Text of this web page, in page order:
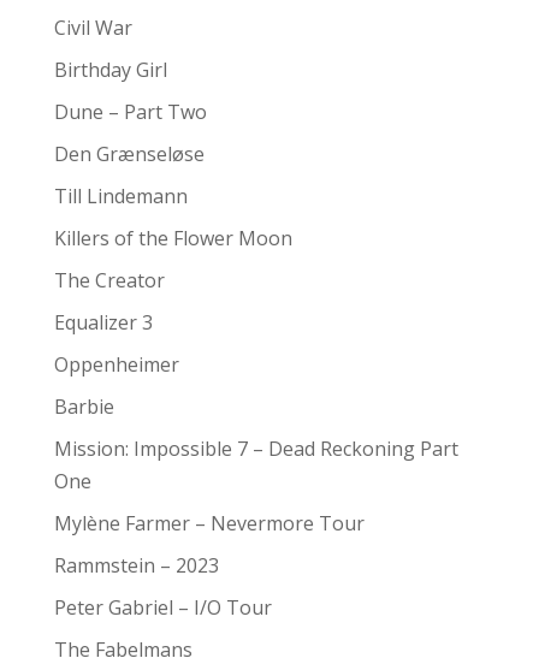
Civil War
Birthday Girl
Dune – Part Two
Den Grænseløse
Till Lindemann
Killers of the Flower Moon
The Creator
Equalizer 3
Oppenheimer
Barbie
Mission: Impossible 7 – Dead Reckoning Part
One
Mylène Farmer – Nevermore Tour
Rammstein – 2023
Peter Gabriel – I/O Tour
The Fabelmans